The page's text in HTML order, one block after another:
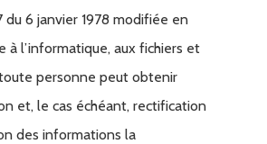
du 6 janvier 1978 modifiée en
à l’informatique, aux fichiers et
personne peut obtenir
et, le cas échéant, rectification
des informations la